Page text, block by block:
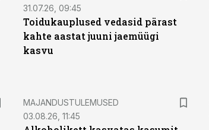
31.07.26, 09:45
Toidukauplused vedasid pärast
kahte aastat juuni jaemüügi
kasvu
MAJANDUSTULEMUSED
03.08.26, 11:45